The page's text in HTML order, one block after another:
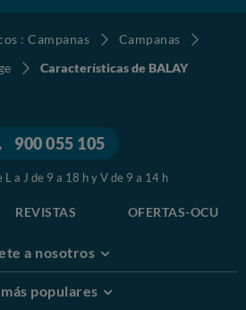
: Campanas
Campanas
Características de BALAY
900 055 105
L a J de 9 a 18 h y V de 9 a 14 h
REVISTAS OFERTAS-OCU
a nosotros
populares